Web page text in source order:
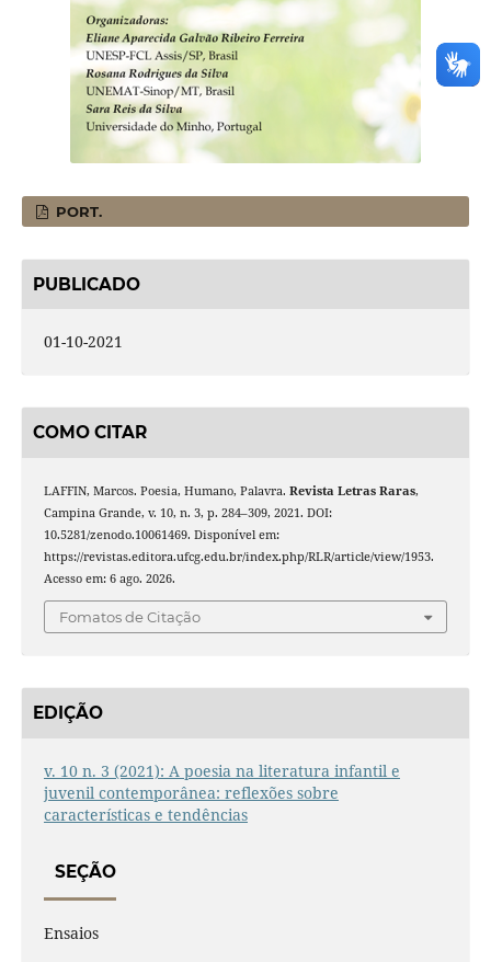
PORT.
PUBLICADO
01-10-2021
COMO CITAR
LAFFIN, Marcos. Poesia, Humano, Palavra. Revista Letras Raras,
Campina Grande, v. 10, n. 3, p. 284–309, 2021. DOI:
10.5281/zenodo.10061469. Disponível em:
https://revistas.editora.ufcg.edu.br/index.php/RLR/article/view/1953.
Acesso em: 6 ago. 2026.
Fomatos de Citação
EDIÇÃO
v. 10 n. 3 (2021): A poesia na literatura infantil e
juvenil contemporânea: reflexões sobre
características e tendências
SEÇÃO
Ensaios